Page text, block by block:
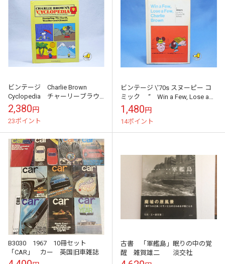
ビンテージ Charlie Brown
Cyclopedia チャーリーブラウ
2,380円
23ポイント
ビンテージ \'70s スヌーピー コ
ミック “ Win a Few, Lose a
Few, Charlie Brown...
1,480円
14ポイント
B3030 1967 10冊セット
「CAR」 カー 英国旧車雑誌
古書 「軍艦島」眠りの中の覚
醒 雑賀雄二 淡交社